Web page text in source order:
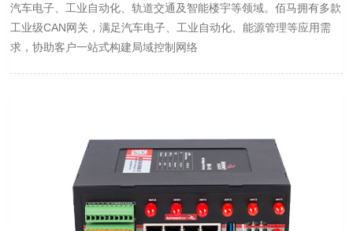
汽车电子、工业自动化、轨道交通及智能楼宇等领域。佰马拥有多款
工业级CAN网关，满足汽车电子、工业自动化、能源管理等应用需
求，协助客户一站式构建局域控制网络